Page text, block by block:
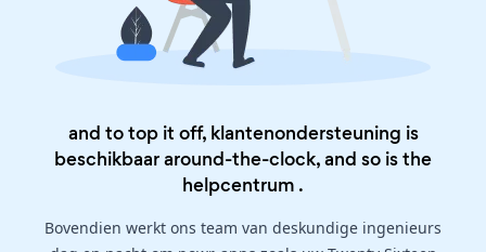
and to top it off, klantenondersteuning is
beschikbaar around-the-clock, and so is the
helpcentrum .
Bovendien werkt ons team van deskundige ingenieurs